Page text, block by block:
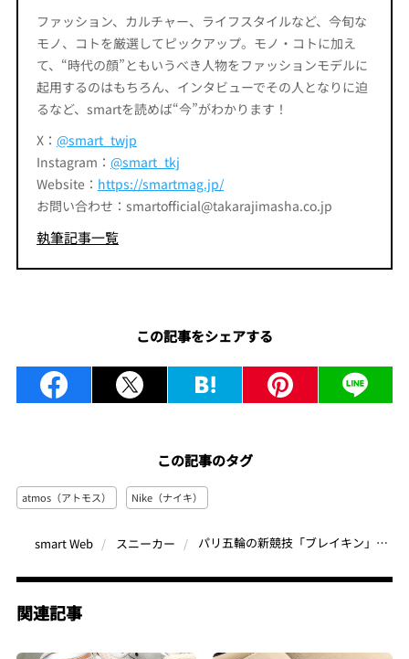
ファッション、カルチャー、ライフスタイルなど、今旬な
モノ、コトを厳選してピックアップ。モノ・コトに加え
て、“時代の顔”ともいうべき人物をファッションモデルに
起用するのはもちろん、インタビューでその人となりに迫
るなど、smartを読めば“今”がわかります！
X： @smart_twjp
Instagram： @smart_tkj
Website： https://smartmag.jp/
お問い合わせ：smartofficial@takarajimasha.co.jp
執筆記事一覧
この記事をシェアする
この記事のタグ
atmos（アトモス） Nike（ナイキ）
smart Web スニーカー パリ五輪の新競技「ブレイキン」が面白い！ナイキからは初の「ブレイキンシューズ」も登場
関連記事